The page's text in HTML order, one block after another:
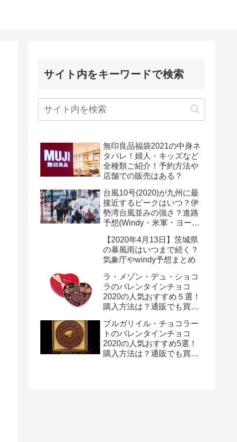
サイト内をキーワードで検索
無印良品福袋2021の中身ネ
タバレ！婦人・キッズなど
全種類ご紹介！予約方法や
店舗での販売はある？
台風10号(2020)が九州に最
接近するピークはいつ？伊
勢湾台風並みの強さ？進路
予想(Windy・米軍・ヨーロ
【2020年4月13日】茨城県
の暴風雨はいつまで続く？
気象庁やwindy予想まとめ
ラ・メゾン・デュ・ショコ
ラのバレンタインチョコ
2020の人気おすすめ５選！
購入方法は？通販でも買え
ブルガリイル・チョコラー
トのバレンタインチョコ
2020の人気おすすめ5選！
購入方法は？通販でも買え